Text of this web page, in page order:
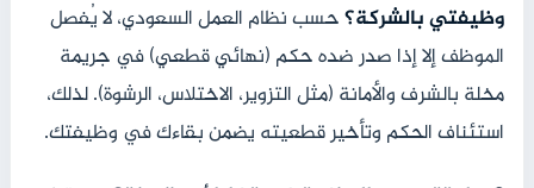
وظيفتي بالشركة؟حسب نظام العمل السعودي، لا يُفصل
الموظف إلا إذا صدر ضده حكم (نهائي قطعي) في جريمة
مخلة بالشرف والأمانة (مثل التزوير، الاختلاس، الرشوة). لذلك،
استئناف الحكم وتأخير قطعيته يضمن بقاءك في وظيفتك.